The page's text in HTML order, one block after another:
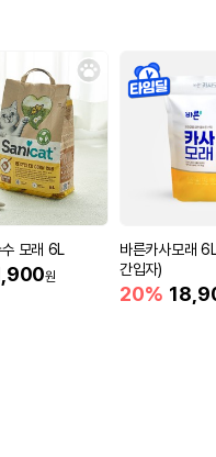
아검
보로 모든 책임은 브랜드사에 있습니다.
사정에 의해 일부 변경될 수 있습니다.
모래 6L
원
바른카사모래
간입자)
20%